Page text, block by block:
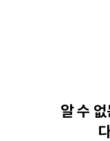
알 수